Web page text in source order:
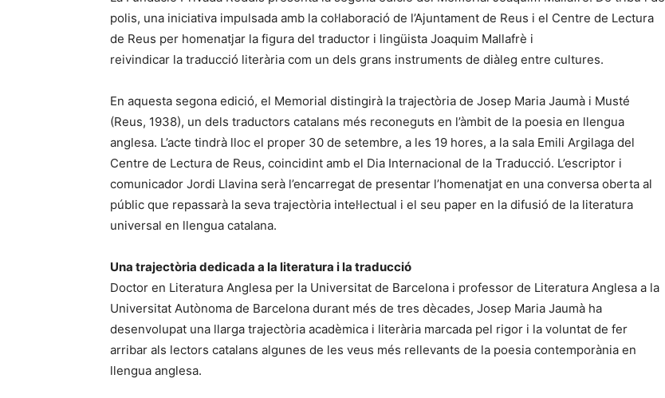
polis, una iniciativa impulsada amb la col·laboració de l’Ajuntament de Reus i el Centre de Lectura
de Reus per homenatjar la figura del traductor i lingüista Joaquim Mallafrè i
reivindicar la traducció literària com un dels grans instruments de diàleg entre cultures.
En aquesta segona edició, el Memorial distingirà la trajectòria de Josep Maria Jaumà i Musté
(Reus, 1938), un dels traductors catalans més reconeguts en l’àmbit de la poesia en llengua
anglesa. L’acte tindrà lloc el proper 30 de setembre, a les 19 hores, a la sala Emili Argilaga del
Centre de Lectura de Reus, coincidint amb el Dia Internacional de la Traducció. L’escriptor i
comunicador Jordi Llavina serà l’encarregat de presentar l’homenatjat en una conversa oberta al
públic que repassarà la seva trajectòria intel·lectual i el seu paper en la difusió de la literatura
universal en llengua catalana.
Una trajectòria dedicada a la literatura i la traducció
Doctor en Literatura Anglesa per la Universitat de Barcelona i professor de Literatura Anglesa a la
Universitat Autònoma de Barcelona durant més de tres dècades, Josep Maria Jaumà ha
desenvolupat una llarga trajectòria acadèmica i literària marcada pel rigor i la voluntat de fer
arribar als lectors catalans algunes de les veus més rellevants de la poesia contemporània en
llengua anglesa.